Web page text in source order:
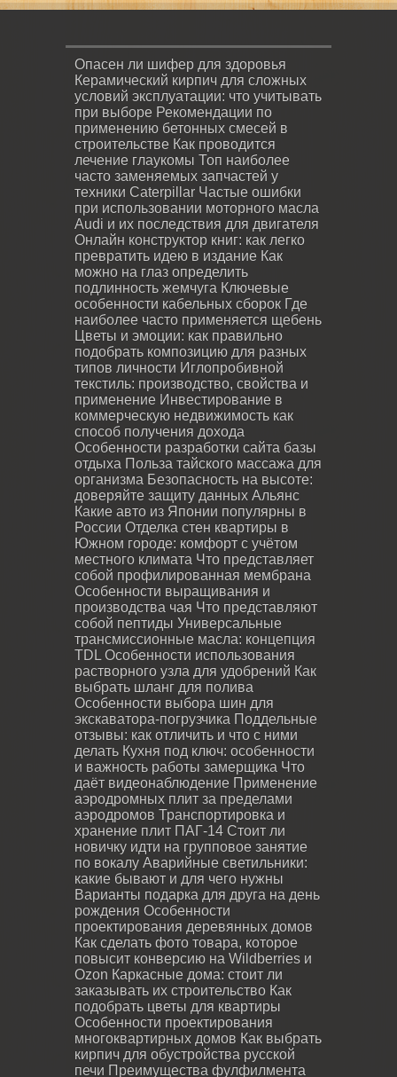
Опасен ли шифер для здоровья
Керамический кирпич для сложных
условий эксплуатации: что учитывать
при выборе Рекомендации по
применению бетонных смесей в
строительстве Как проводится
лечение глаукомы Топ наиболее
часто заменяемых запчастей у
техники Caterpillar Частые ошибки
при использовании моторного масла
Audi и их последствия для двигателя
Онлайн конструктор книг: как легко
превратить идею в издание Как
можно на глаз определить
подлинность жемчуга Ключевые
особенности кабельных сборок Где
наиболее часто применяется щебень
Цветы и эмоции: как правильно
подобрать композицию для разных
типов личности Иглопробивной
текстиль: производство, свойства и
применение Инвестирование в
коммерческую недвижимость как
способ получения дохода
Особенности разработки сайта базы
отдыха Польза тайского массажа для
организма Безопасность на высоте:
доверяйте защиту данных Альянс
Какие авто из Японии популярны в
России Отделка стен квартиры в
Южном городе: комфорт с учётом
местного климата Что представляет
собой профилированная мембрана
Особенности выращивания и
производства чая Что представляют
собой пептиды Универсальные
трансмиссионные масла: концепция
TDL Особенности использования
растворного узла для удобрений Как
выбрать шланг для полива
Особенности выбора шин для
экскаватора-погрузчика Поддельные
отзывы: как отличить и что с ними
делать Кухня под ключ: особенности
и важность работы замерщика Что
даёт видеонаблюдение Применение
аэродромных плит за пределами
аэродромов Транспортировка и
хранение плит ПАГ-14 Стоит ли
новичку идти на групповое занятие
по вокалу Аварийные светильники:
какие бывают и для чего нужны
Варианты подарка для друга на день
рождения Особенности
проектирования деревянных домов
Как сделать фото товара, которое
повысит конверсию на Wildberries и
Ozon Каркасные дома: стоит ли
заказывать их строительство Как
подобрать цветы для квартиры
Особенности проектирования
многоквартирных домов Как выбрать
кирпич для обустройства русской
печи Преимущества фулфилмента